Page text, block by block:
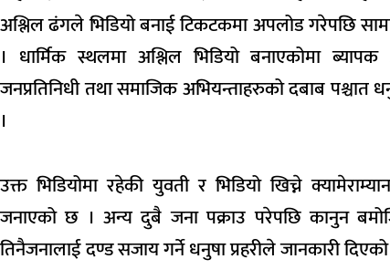
अश्लिल ढंगले भिडियो बनाई टिकटकमा अपलोड गरेपछि
। धार्मिक स्थलमा अश्लिल भिडियो बनाएकोमा
जनप्रतिनिधी तथा समाजिक अभियन्ताहरुको दबाब पश्चात
।
उक्त भिडियोमा रहेकी युवती र भिडियो खिच्ने
जनाएको छ । अन्य दुबै जना पक्राउ परेपछि कानुन
तिनैजनालाई दण्ड सजाय गर्ने धनुषा प्रहरीले जानकारी